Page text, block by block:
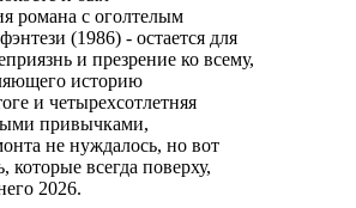
романа с оголтелым
(1986) - остается для
и презрение ко всему,
историю
и четырехсотлетняя
привычками,
не нуждалось, но вот
всегда поверху,
2026.